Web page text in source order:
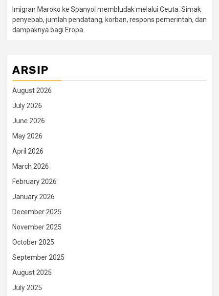
Imigran Maroko ke Spanyol membludak melalui Ceuta. Simak
penyebab, jumlah pendatang, korban, respons pemerintah, dan
dampaknya bagi Eropa.
ARSIP
August 2026
July 2026
June 2026
May 2026
April 2026
March 2026
February 2026
January 2026
December 2025
November 2025
October 2025
September 2025
August 2025
July 2025